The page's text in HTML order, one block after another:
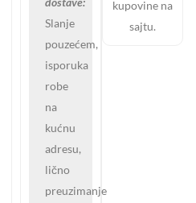
Slanje
pouzećem,
isporuka
robe
na
kućnu
adresu,
lično
preuzimanje
kupovine na
sajtu.